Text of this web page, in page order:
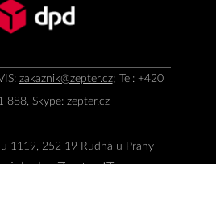
zakaznik@zepter.cz; Tel: +420
888, Skype: zepter.cz
1119, 252 19 Rudná u Prahy
byZepter IT